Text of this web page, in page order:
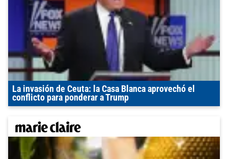
La invasión de Ceuta: la Casa Blanca aprovechó el
conflicto para ponderar a Trump